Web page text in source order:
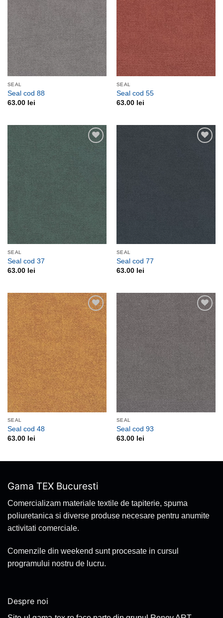
SEAL
Seal cod 88
63.00 lei
SEAL
Seal cod 55
63.00 lei
Adauga
favorite
SEAL
Seal cod 37
63.00 lei
SEAL
Seal cod 77
63.00 lei
Adauga
la
favorite
SEAL
Seal cod 48
63.00 lei
Adauga
la
favorite
SEAL
Seal cod 93
63.00 lei
Gama TEX Bucuresti
Comercializam materiale textile de tapiterie, spuma
poliuretanica si diverse produse necesare pentru anumite
activitati comerciale.
Comenzile din weekend sunt procesate in cursul
programului nostru de lucru.
Despre noi